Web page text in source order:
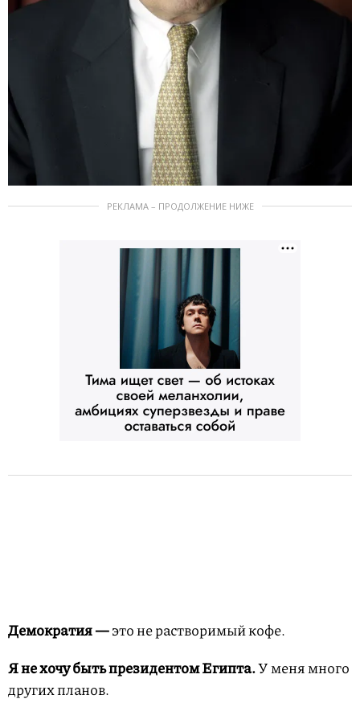
РЕКЛАМА – ПРОДОЛЖЕНИЕ НИЖЕ
Демократия —это не растворимый кофе.
Я не хочу быть президентом Египта.У меня много
других планов.